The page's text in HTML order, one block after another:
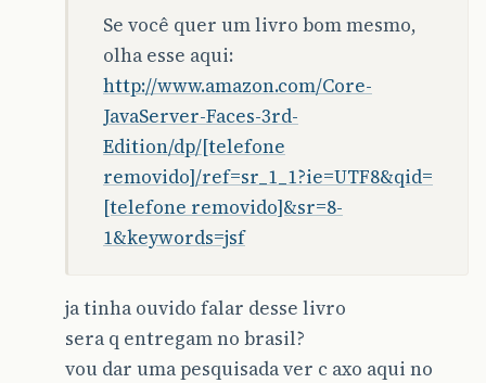
Se você quer um livro bom mesmo,
olha esse aqui:
http://www.amazon.com/Core-
JavaServer-Faces-3rd-
Edition/dp/[telefone
removido]/ref=sr_1_1?ie=UTF8&qid=
[telefone removido]&sr=8-
1&keywords=jsf
ja tinha ouvido falar desse livro
sera q entregam no brasil?
vou dar uma pesquisada ver c axo aqui no